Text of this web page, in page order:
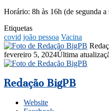
Horário: 8h às 16h (de segunda a
Etiquetas
covid joão pessoa Vacina
fevereiro 5, 2024Última
Redação BigPB
Website